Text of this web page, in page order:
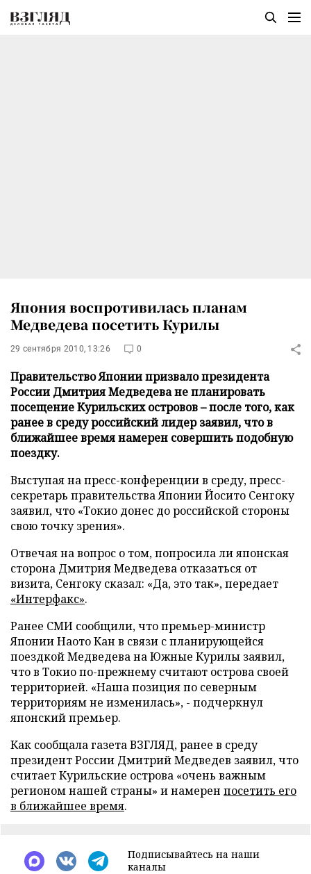
Япония воспротивилась планам
Медведева посетить Курилы
29 сентября 2010, 13:26 0
Правительство Японии призвало президента
России Дмитрия Медведева не планировать
посещение Курильских островов – после того, как
ранее в среду российский лидер заявил, что в
ближайшее время намерен совершить подобную
поездку.
Выступая на пресс-конференции в среду, пресс-
секретарь правительства Японии Йосито Сенгоку
заявил, что «Токио донес до российской стороны
свою точку зрения».
Отвечая на вопрос о том, попросила ли японская
сторона Дмитрия Медведева отказаться от
визита, Сенгоку сказал: «Да, это так», передает
«Интерфакс».
Ранее СМИ сообщили, что премьер-министр
Японии Наото Кан в связи с планирующейся
поездкой Медведева на Южные Курилы заявил,
что в Токио по-прежнему считают острова своей
территорией. «Наша позиция по северным
территориям не изменилась», - подчеркнул
японский премьер.
Как сообщала газета ВЗГЛЯД, ранее в среду
президент России Дмитрий Медведев заявил, что
считает Курильские острова «очень важным
регионом нашей страны» и намерен посетить его
в ближайшее время.
Подписывайтесь на наши
каналы